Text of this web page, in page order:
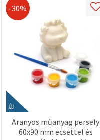
-30%
ÚJ
Aranyos műanyag persely
60x90 mm ecsettel és